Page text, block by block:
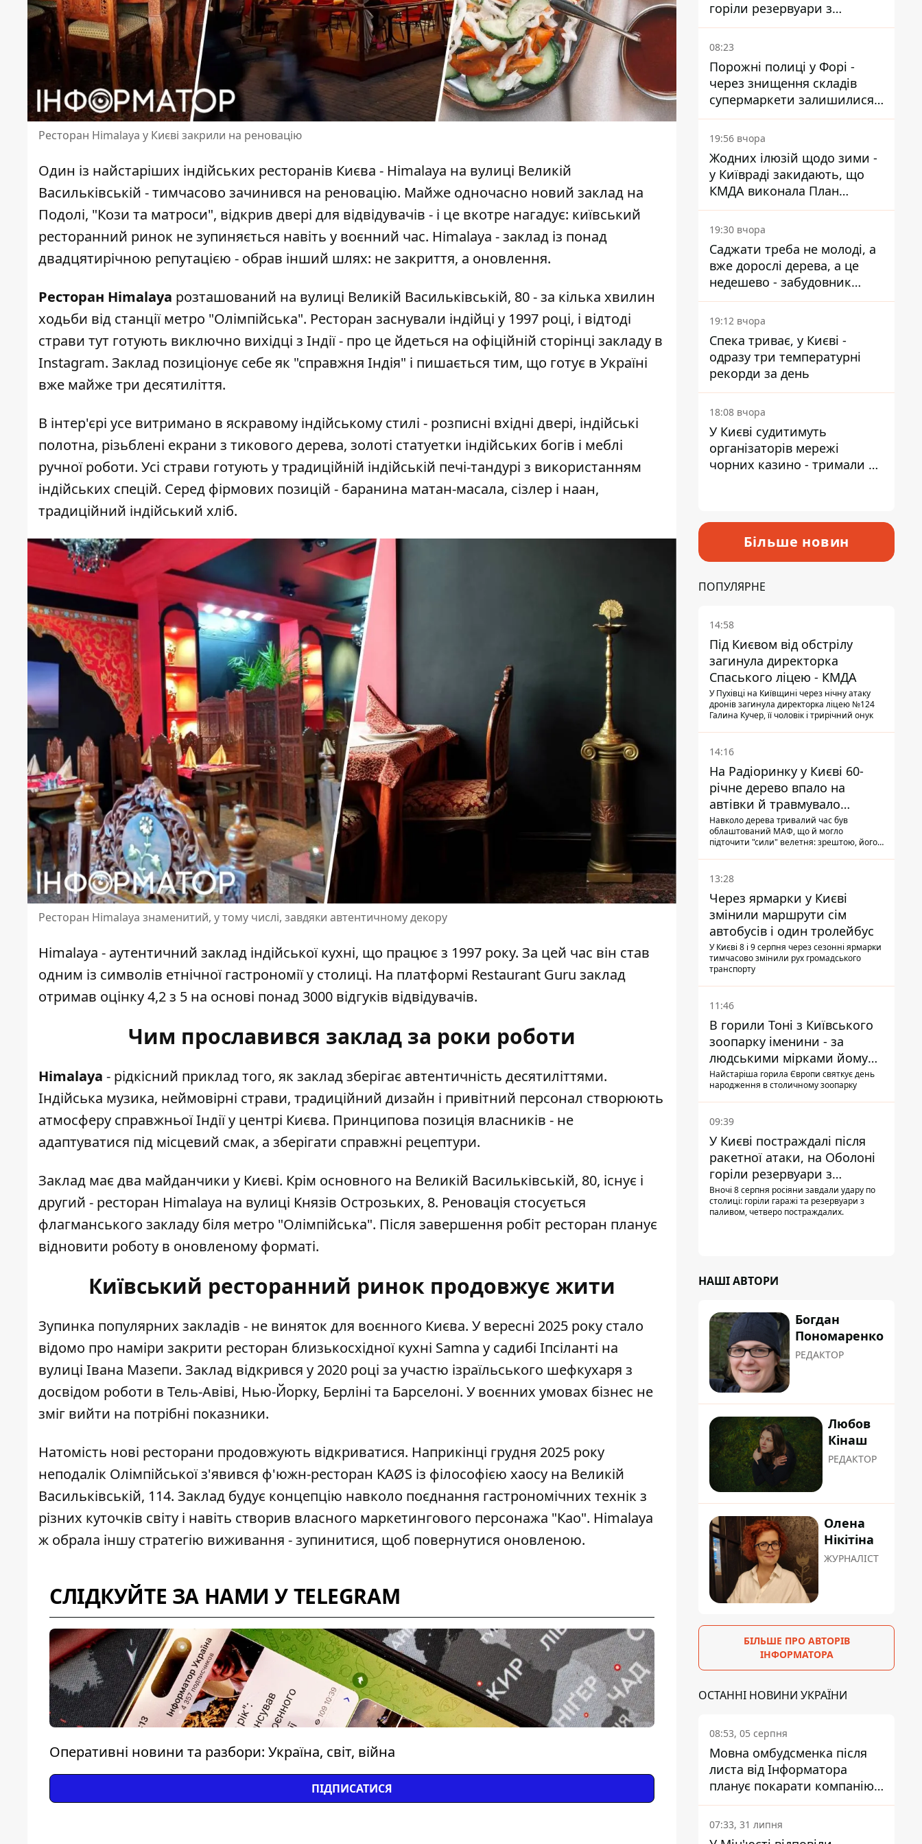
Ресторан Himalaya у Києві закрили на реновацію
Один із найстаріших індійських ресторанів Києва - Himalaya на вулиці Великій
Васильківській - тимчасово зачинився на реновацію. Майже одночасно новий заклад на
Подолі, "Кози та матроси", відкрив двері для відвідувачів - і це вкотре нагадує: київський
ресторанний ринок не зупиняється навіть у воєнний час. Himalaya - заклад із понад
двадцятирічною репутацією - обрав інший шлях: не закриття, а оновлення.
Ресторан Himalaya розташований на вулиці Великій Васильківській, 80 - за кілька хвилин
ходьби від станції метро "Олімпійська". Ресторан заснували індійці у 1997 році, і відтоді
страви тут готують виключно вихідці з Індії - про це йдеться на офіційній сторінці закладу в
Instagram. Заклад позиціонує себе як "справжня Індія" і пишається тим, що готує в Україні
вже майже три десятиліття.
В інтер'єрі усе витримано в яскравому індійському стилі - розписні вхідні двері, індійські
полотна, різьблені екрани з тикового дерева, золоті статуетки індійських богів і меблі
ручної роботи. Усі страви готують у традиційній індійській печі-тандурі з використанням
індійських спецій. Серед фірмових позицій - баранина матан-масала, сізлер і наан,
традиційний індійський хліб.
Ресторан Himalaya знаменитий, у тому числі, завдяки автентичному декору
Himalaya - аутентичний заклад індійської кухні, що працює з 1997 року. За цей час він став
одним із символів етнічної гастрономії у столиці. На платформі Restaurant Guru заклад
отримав оцінку 4,2 з 5 на основі понад 3000 відгуків відвідувачів.
Чим прославився заклад за роки роботи
Himalaya - рідкісний приклад того, як заклад зберігає автентичність десятиліттями.
Індійська музика, неймовірні страви, традиційний дизайн і привітний персонал створюють
атмосферу справжньої Індії у центрі Києва. Принципова позиція власників - не
адаптуватися під місцевий смак, а зберігати справжні рецептури.
Заклад має два майданчики у Києві. Крім основного на Великій Васильківській, 80, існує і
другий - ресторан Himalaya на вулиці Князів Острозьких, 8. Реновація стосується
флагманського закладу біля метро "Олімпійська". Після завершення робіт ресторан планує
відновити роботу в оновленому форматі.
Київський ресторанний ринок продовжує жити
Зупинка популярних закладів - не виняток для воєнного Києва. У вересні 2025 року стало
відомо про наміри закрити ресторан близькосхідної кухні Samna у садибі Іпсіланті на
вулиці Івана Мазепи. Заклад відкрився у 2020 році за участю ізраїльського шефкухаря з
досвідом роботи в Тель-Авіві, Нью-Йорку, Берліні та Барселоні. У воєнних умовах бізнес не
зміг вийти на потрібні показники.
Натомість нові ресторани продовжують відкриватися. Наприкінці грудня 2025 року
неподалік Олімпійської з'явився ф'южн-ресторан KAØS із філософією хаосу на Великій
Васильківській, 114. Заклад будує концепцію навколо поєднання гастрономічних технік з
різних куточків світу і навіть створив власного маркетингового персонажа "Као". Himalaya
ж обрала іншу стратегію виживання - зупинитися, щоб повернутися оновленою.
СЛІДКУЙТЕ ЗА НАМИ У TELEGRAM
Оперативні новини та разбори: Україна, світ, війна
ПІДПИСАТИСЯ
горіли резервуари з
паливом
08:23
Порожні полиці у Форі -
через знищення складів
супермаркети залишилися
без асортименту
19:56 вчора
Жодних ілюзій щодо зими -
у Київраді закидають, що
КМДА виконала План
стійкості на 20%
19:30 вчора
Саджати треба не молоді, а
вже дорослі дерева, а це
недешево - забудовник
Ніконов
19:12 вчора
Спека триває, у Києві -
одразу три температурні
рекорди за день
18:08 вчора
У Києві судитимуть
організаторів мережі
чорних казино - тримали 39
Більше новин
ПОПУЛЯРНЕ
14:58
Під Києвом від обстрілу
загинула директорка
Спаського ліцею - КМДА
У Пухівці на Київщині через нічну атаку
дронів загинула директорка ліцею №124
Галина Кучер, її чоловік і трирічний онук
14:16
На Радіоринку у Києві 60-
річне дерево впало на
автівки й травмувало
людину - подробиці
Навколо дерева тривалий час був
облаштований МАФ, що й могло
підточити "сили" велетня: зрештою, його
13:28
Через ярмарки у Києві
змінили маршрути сім
автобусів і один тролейбус
У Києві 8 і 9 серпня через сезонні ярмарки
тимчасово змінили рух громадського
транспорту
11:46
В горили Тоні з Київського
зоопарку іменини - за
людськими мірками йому
вже понад 90 років
Найстаріша горила Європи святкує день
народження в столичному зоопарку
09:39
У Києві постраждалі після
ракетної атаки, на Оболоні
горіли резервуари з
паливом
Вночі 8 серпня росіяни завдали удару по
столиці: горіли гаражі та резервуари з
паливом, четверо постраждалих.
НАШІ АВТОРИ
Богдан
Пономаренко
РЕДАКТОР
Любов
Кінаш
РЕДАКТОР
Олена
Нікітіна
ЖУРНАЛІСТ
БІЛЬШЕ ПРО АВТОРІВ
ІНФОРМАТОРА
ОСТАННІ НОВИНИ УКРАЇНИ
08:53, 05 серпня
Мовна омбудсменка після
листа від Інформатора
планує покарати компанію-
підрядника ПриватБанку
07:33, 31 липня